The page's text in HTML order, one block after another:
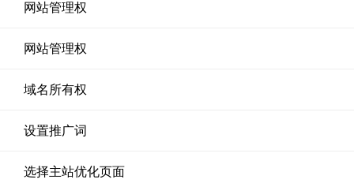
网站管理权
网站管理权
域名所有权
设置推广词
选择主站优化页面